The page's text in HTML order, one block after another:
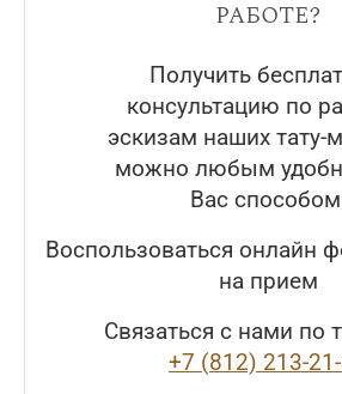
работе?
Получить
консультацию по
эскизам наших тату-
можно любым
Вас
Воспользоваться онлайн
на прием
Связаться с нами по
+7 (812) 213-